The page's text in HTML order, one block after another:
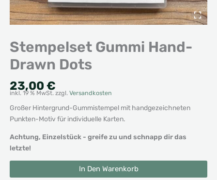
Stempelset Gummi Hand-
Drawn Dots
23,00 €
inkl. 19 % MwSt. zzgl. Versandkosten
Großer Hintergrund-Gummistempel mit handgezeichneten
Punkten-Motiv für individuelle Karten.
Achtung, Einzelstück - greife zu und schnapp dir das
letzte!
Stempelset
In Den Warenkorb
Alternative: